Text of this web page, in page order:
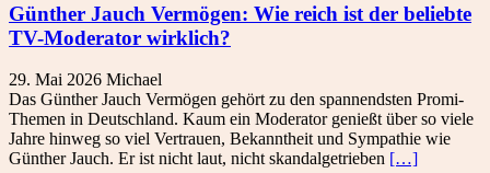
Günther Jauch Vermögen: Wie reich ist der beliebte
TV-Moderator wirklich?
29. Mai 2026 Michael
Das Günther Jauch Vermögen gehört zu den spannendsten Promi-
Themen in Deutschland. Kaum ein Moderator genießt über so viele
Jahre hinweg so viel Vertrauen, Bekanntheit und Sympathie wie
Günther Jauch. Er ist nicht laut, nicht skandalgetrieben […]